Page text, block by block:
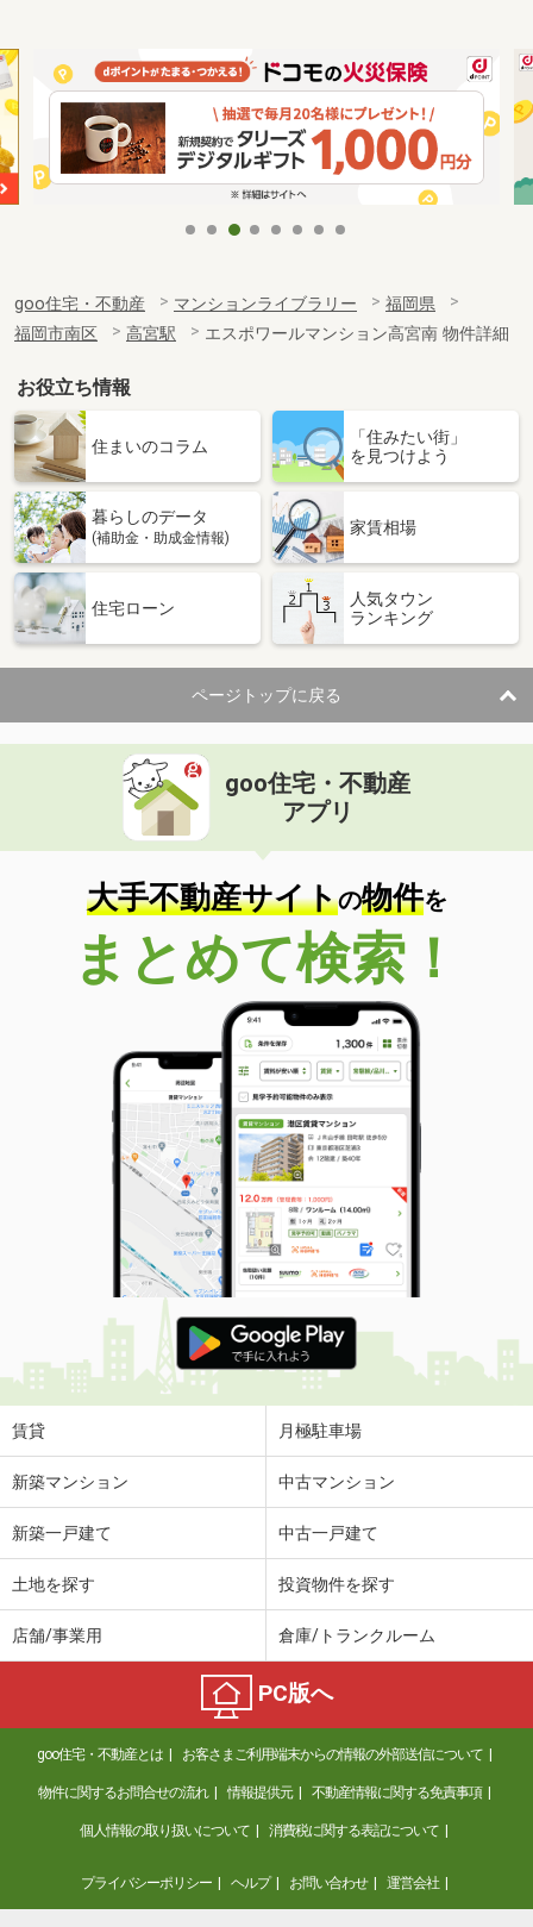
goo住宅・不動産 マンションライブラリー
福岡県
福岡市南区
高宮駅 エスポワールマンション高宮南 物件詳細
お役立ち情報
住まいのコラム
「住みたい街」
を見つけよう
暮らしのデータ
(補助金・助成金情報)
家賃相場
住宅ローン
人気タウン
ランキング
ページトップに戻る
goo住宅・不動産
アプリ
大手不動産サイトの物件を
まとめて検索！
賃貸 月極駐車場
新築マンション 中古マンション
新築一戸建て 中古一戸建て
土地を探す 投資物件を探す
店舗/事業用 倉庫/トランクルーム
PC版へ
goo住宅・不動産とは お客さまご利用端末からの情報の外部送信について
物件に関するお問合せの流れ 情報提供元 不動産情報に関する免責事項
個人情報の取り扱いについて 消費税に関する表記について
プライバシーポリシー ヘルプ お問い合わせ 運営会社